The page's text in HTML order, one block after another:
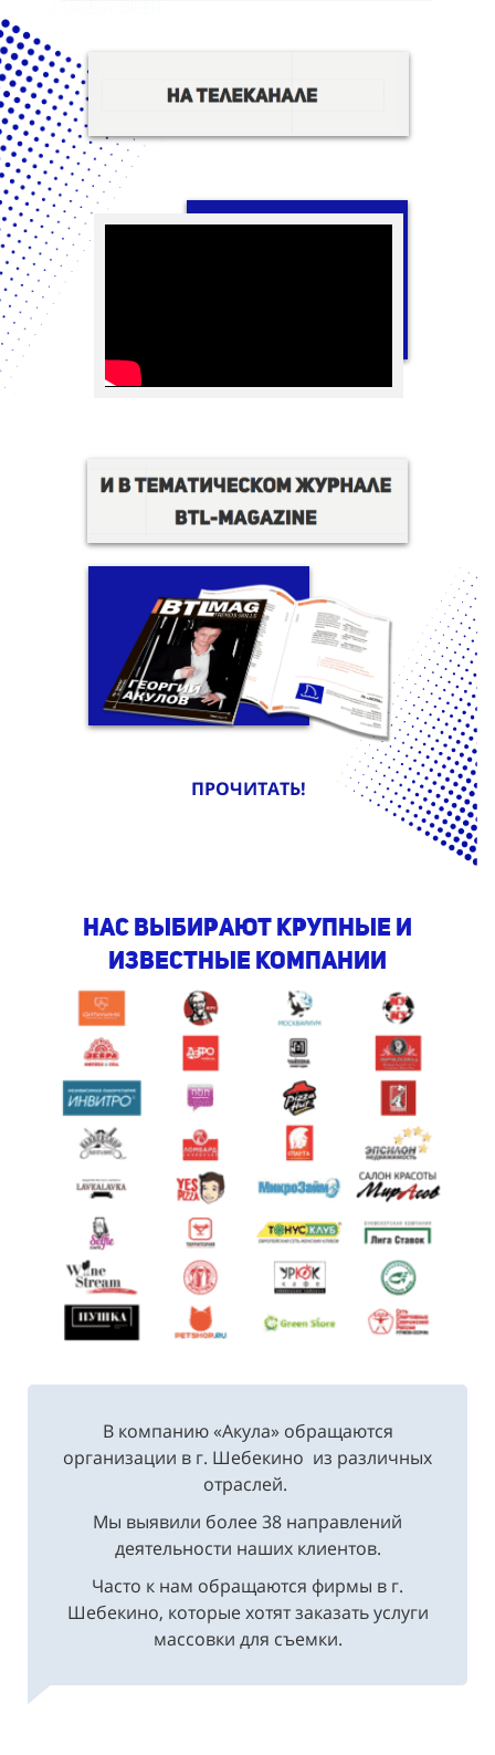
ПРОЧИТАТЬ!
Нас выбирают крупные и
известные компании
В компанию «Акула» обращаются
организации в г. Шебекино из различных
отраслей.
Мы выявили более 38 направлений
деятельности наших клиентов.
Часто к нам обращаются фирмы в г.
Шебекино, которые хотят заказать услуги
массовки для съемки.